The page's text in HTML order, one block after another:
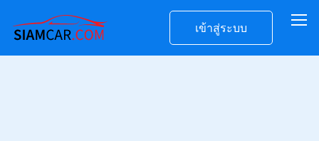
เข้าสู่ระบบ